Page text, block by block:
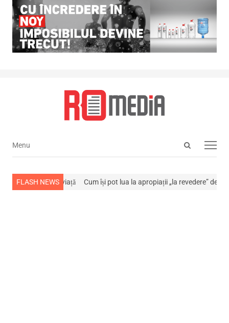
Open
Menu
Menu
FLASH NEWS
a stins din viață Cum își pot lua la apropiații „la revedere” de la…